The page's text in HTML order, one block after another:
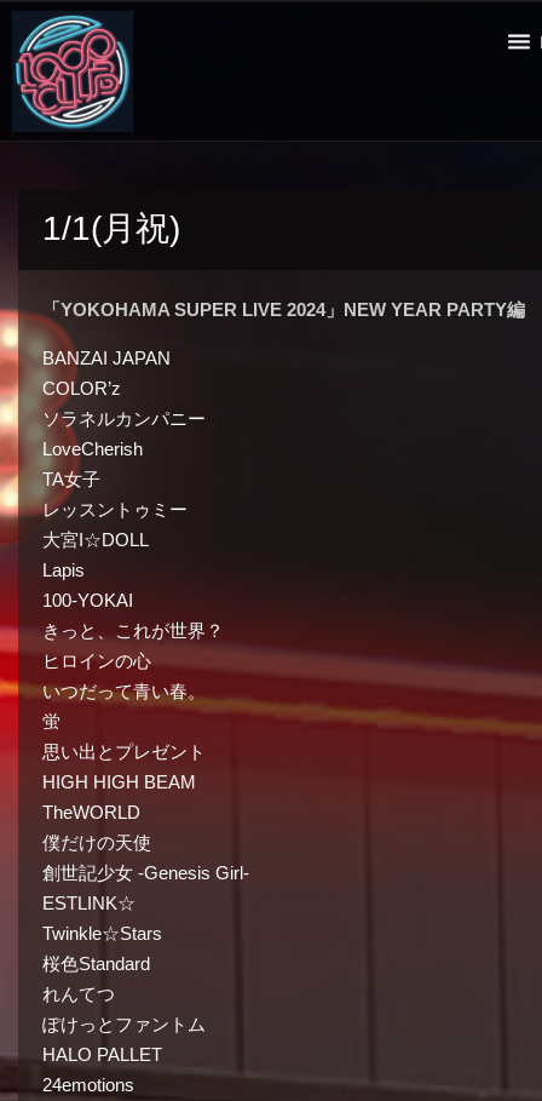
1/1(月祝)
「YOKOHAMA SUPER LIVE 2024」NEW YEAR PARTY編
BANZAI JAPAN
COLOR’z
ソラネルカンパニー
LoveCherish
TA女子
レッスントゥミー
大宮I☆DOLL
Lapis
100-YOKAI
きっと、これが世界？
ヒロインの心
いつだって青い春。
蛍
思い出とプレゼント
HIGH HIGH BEAM
TheWORLD
僕だけの天使
創世記少女 -Genesis Girl-
ESTLINK☆
Twinkle☆Stars
桜色Standard
れんてつ
ぽけっとファントム
HALO PALLET
24emotions